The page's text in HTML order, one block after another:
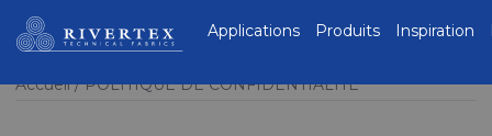
Accueil POLITIQUE DE CONFIDENTIALITÉ
Rivertex Technical
Fabrics Group
Applications Produits Inspiration